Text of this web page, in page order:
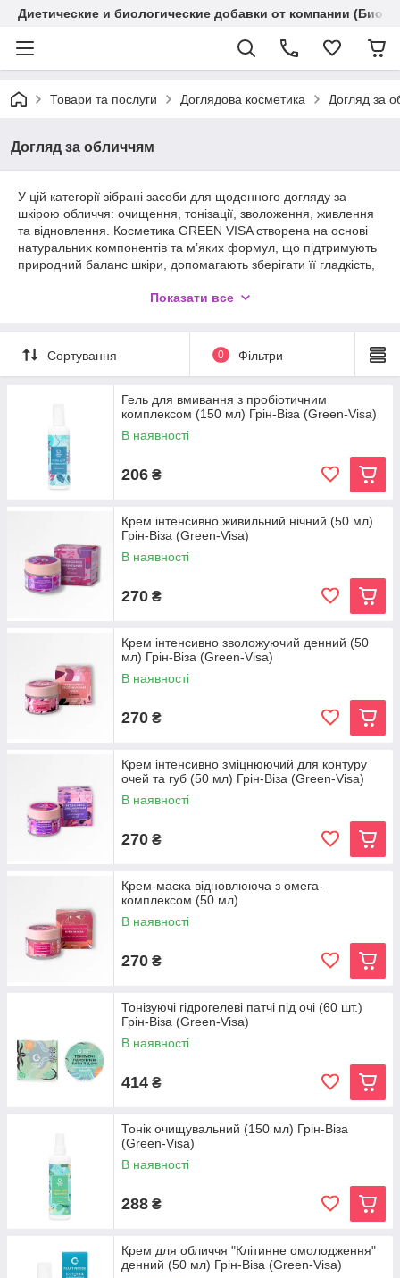
Диетические и биологические добавки от компании
Товари та послуги Доглядова косметика Догляд за
Догляд за обличчям
У цій категорії зібрані засоби для щоденного догляду за
шкірою обличчя: очищення, тонізації, зволоження, живлення
та відновлення. Косметика GREEN VISA створена на основі
натуральних компонентів та м’яких формул, що підтримують
природний баланс шкіри, допомагають зберігати її гладкість,
Засоби підходять для різних типів шкіри та сприяють
Показати все
Сортування 0 Фільтри
Гель для вмивання з пробіотичним
комплексом (150 мл) Грін-Віза (Green-Visa)
В наявності
206 ₴
Крем інтенсивно живильний нічний (50 мл)
Грін-Віза (Green-Visa)
В наявності
270 ₴
Крем інтенсивно зволожуючий денний (50
мл) Грін-Віза (Green-Visa)
В наявності
270 ₴
Крем інтенсивно зміцнюючий для контуру
очей та губ (50 мл) Грін-Віза (Green-Visa)
В наявності
270 ₴
Крем-маска відновлююча з омега-
комплексом (50 мл)
В наявності
270 ₴
Тонізуючі гідрогелеві патчі під очі (60 шт.)
Грін-Віза (Green-Visa)
В наявності
414 ₴
Тонік очищувальний (150 мл) Грін-Віза
(Green-Visa)
В наявності
288 ₴
Крем для обличчя "Клітинне омолодження"
денний (50 мл) Грін-Віза (Green-Visa)